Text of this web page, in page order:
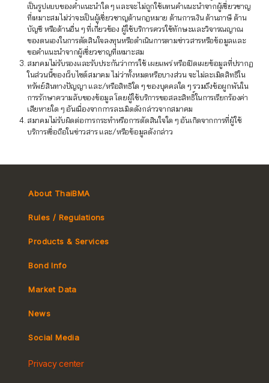
เป็นรูปแบบของคำแนะนำใด ๆ และจะไม่ถูกใช้แทนคำแนะนำจากผู้เชี่ยวชาญ
ที่เหมาะสมไม่ว่าจะเป็นผู้เชี่ยวชาญด้านกฎหมาย ด้านการเงิน ด้านภาษี ด้าน
บัญชี หรือด้านอื่น ๆ ที่เกี่ยวข้อง ผู้ใช้บริการควรใช้ทักษะและวิจารณญาณ
ของตนเองในการตัดสินใจลงทุนหรือดำเนินการตามข่าวสารหรือข้อมูลและ
ขอคำแนะนำจากผู้เชี่ยวชาญที่เหมาะสม
สมาคมไม่รับรองและรับประกันว่าการใช้ เผยแพร่ หรือเปิดเผยข้อมูลที่ปรากฏ
ในส่วนนี้ของเว็บไซต์สมาคม ไม่ว่าทั้งหมดหรือบางส่วน จะไม่ละเมิดสิทธิใน
ทรัพย์สินทางปัญญา และ/หรือสิทธิใด ๆ ของบุคคลใด ๆ รวมถึงข้อผูกพันใน
การรักษาความลับของข้อมูล โดยผู้ใช้บริการขอสละสิทธิ์ในการเรียกร้องค่า
เสียหายใด ๆ อันเนื่องจากการละเมิดดังกล่าวจากสมาคม
สมาคมไม่รับผิดต่อการกระทำหรือการตัดสินใจใด ๆ อันเกิดจากการที่ผู้ใช้
บริการเชื่อถือในข่าวสาร และ/หรือข้อมูลดังกล่าว
About ThaiBMA
Rules / Regulations
Tax
Products & Services
MeBond
e-bookbuilding
Bond Info
Market Data
Yield Curve
News
Social Media
Privacy center